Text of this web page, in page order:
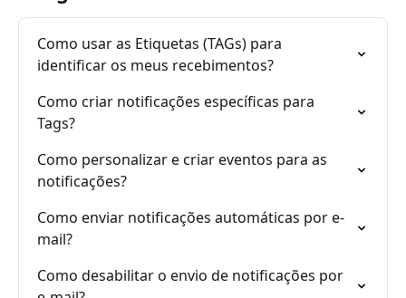
Como usar as Etiquetas (TAGs) para
identificar os meus recebimentos?
Como criar notificações específicas para
Tags?
Como personalizar e criar eventos para as
notificações?
Como enviar notificações automáticas por e-
mail?
Como desabilitar o envio de notificações por